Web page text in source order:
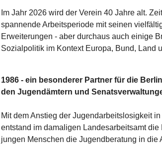
Im Jahr 2026 wird der Verein 40 Jahre alt.
spannende Arbeitsperiode mit seinen
Erweiterungen - aber durchaus auch einige
Sozialpolitik im Kontext Europa, Bund, Land
1986 - ein besonderer Partner für die
den Jugendämtern und
Mit dem Anstieg der Jugendarbeitslosigkeit
entstand im damaligen Landesarbeitsamt
jungen Menschen die Jugendberatung in die